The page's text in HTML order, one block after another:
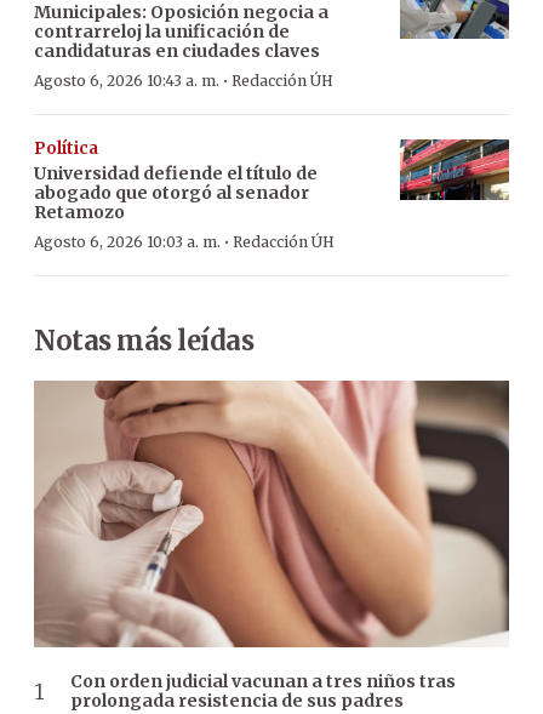
Municipales: Oposición negocia a
contrarreloj la unificación de
candidaturas en ciudades claves
Agosto 6, 2026 10:43 a. m. · Redacción ÚH
Política
Universidad defiende el título de
abogado que otorgó al senador
Retamozo
Agosto 6, 2026 10:03 a. m. · Redacción ÚH
Notas más leídas
Con orden judicial vacunan a tres niños tras
prolongada resistencia de sus padres